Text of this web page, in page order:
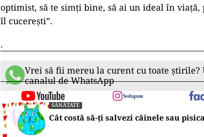
optimist, să te simți bine, să ai un ideal în viață,
îl cucerești”.
.
Vrei să fii mereu la curent cu toate știrile?
canalul de WhatsApp
SĂNĂTATE
Cât costă să-ți salvezi câinele sau